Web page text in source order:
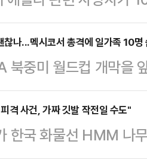
날 오후 내란 선전 혐의
2월 종합특검 출범
뉴스특보 및 스크롤
아 당국에 비상이 걸
예방센터(CDC)는 민
러스 감염 증상을 보여
성이 있는 다른 6명도
의 자국 유입을 막기 위
근 3주 이내 체류한 비
찮나...멕시코서 총격에 일가족 10명
중미 월드컵 개막을
졌다.18일(현지시간)
의 한 농장에서 무장
생자는 남성 6명·여
격 사건, 가짜 깃발 작전일 수도"
한국 화물선 HMM 나
가짜깃발 작전일 가능